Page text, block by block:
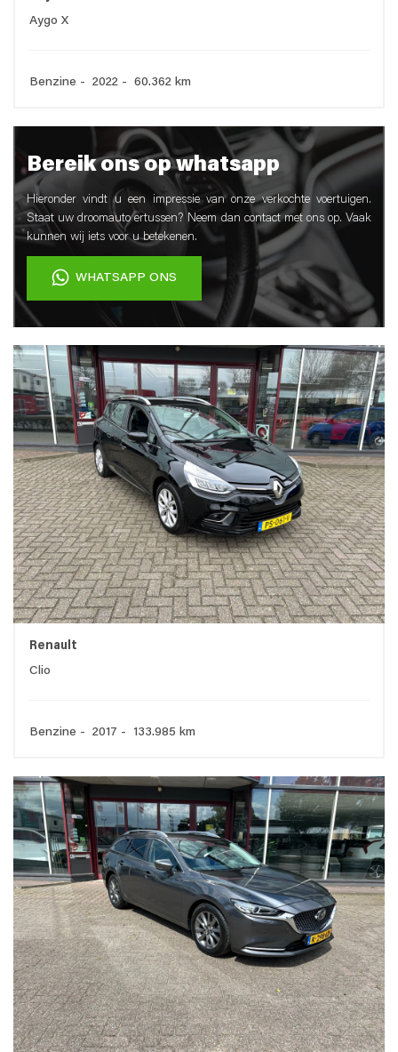
Aygo X
Benzine - 2022 - 60.362 km
Bereik ons op whatsapp
Hieronder vindt u een impressie van onze verkochte voertuigen.
Staat uw droomauto ertussen? Neem dan contact met ons op. Vaak
kunnen wij iets voor u betekenen.
WHATSAPP ONS
Renault
Clio
Benzine - 2017 - 133.985 km